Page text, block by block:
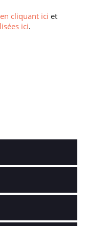
cliquant ici et
ici.